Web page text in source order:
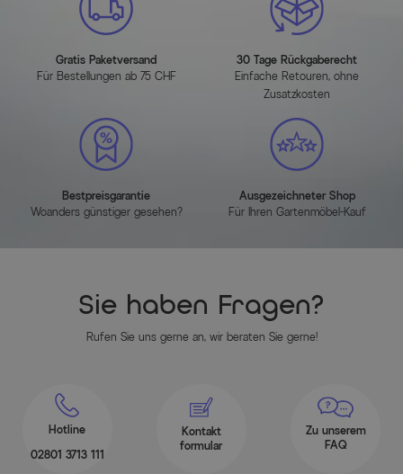
Hauptfarbe
Herstellerinformationen
MEHR INFOS HIER
Gratis Paketversand
Für Bestellungen ab 75 CHF
30 Tage Rückgaberecht
Einfache Retouren, ohne
Zusatzkosten
Bestpreisgarantie
Woanders günstiger gesehen?
Ausgezeichneter Shop
Für Ihren Gartenmöbel-Kauf
Sie haben Fragen?
Rufen Sie uns gerne an, wir beraten Sie gerne!
Hotline
02801 3713 111
Kontakt
formular
Zu unserem
FAQ